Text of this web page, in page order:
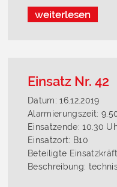
weiterlesen
Einsatz Nr. 42
Datum: 16.12.2019
Alarmierungszeit:
Einsatzende: 10.30
Einsatzort: B10
Beteiligte
Beschreibung: